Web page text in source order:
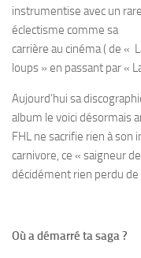
instrumentise avec un rare
éclectisme comme sa
carrière au cinéma ( de «
loups » en passant par «
Aujourd’hui sa
album le voici désormais
FHL ne sacrifie rien à son
carnivore, ce « saigneur
décidément rien perdu
Où a démarré ta saga ?